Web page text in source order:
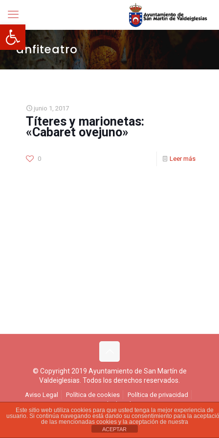
Abrir barra de herramientas
anfiteatro
junio 1, 2017
Títeres y marionetas:
«Cabaret ovejuno»
0 Leer más
© Copyright 2019 Ayuntamiento de San Martín de
Valdeiglesias. Todos los derechos reservados.
Aviso Legal Política de cookies
Política de privacidad
Ejercicio de derechos
Este sitio web utiliza cookies para que usted tenga la mejor experiencia de
usuario. Si continúa navegando está dando su consentimiento para la
de las mencionadas cookies y la aceptación de nuestra
ACEPTAR